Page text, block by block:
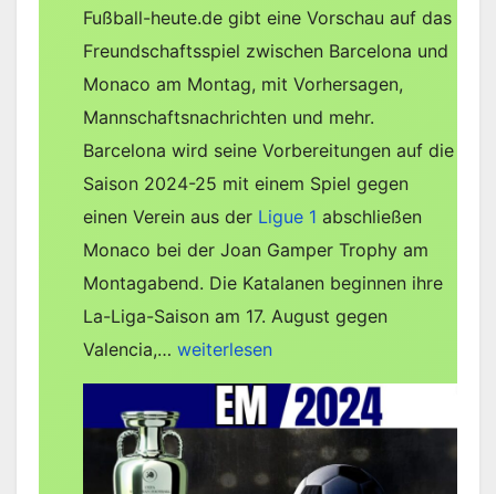
Fußball-heute.de gibt eine Vorschau auf das
Freundschaftsspiel zwischen Barcelona und
Monaco am Montag, mit Vorhersagen,
Mannschaftsnachrichten und mehr.
Barcelona wird seine Vorbereitungen auf die
Saison 2024-25 mit einem Spiel gegen
einen Verein aus der Ligue 1 abschließen
Monaco bei der Joan Gamper Trophy am
Montagabend. Die Katalanen beginnen ihre
La-Liga-Saison am 17. August gegen
Valencia,… Barcelona
gegen
Monaco
–
Vorhersage,
weiterlesen